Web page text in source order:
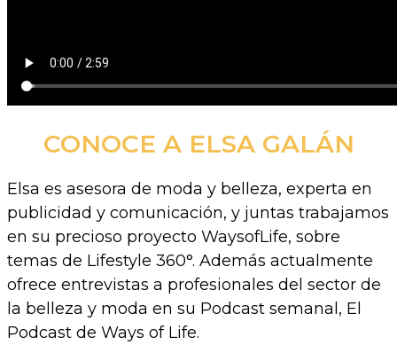
CONOCE A ELSA GALÁN
Elsa es asesora de moda y belleza, experta en
publicidad y comunicación, y juntas trabajamos
en su precioso proyecto WaysofLife, sobre
temas de Lifestyle 360°. Además actualmente
ofrece entrevistas a profesionales del sector de
la belleza y moda en su Podcast semanal, El
Podcast de Ways of Life.